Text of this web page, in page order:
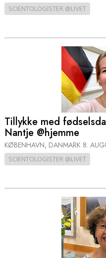
SCIENTOLOGISTER @LIVET
Tillykke med
Nantje @hjemme
KØBENHAVN, DANMARK 8.
SCIENTOLOGISTER @LIVET